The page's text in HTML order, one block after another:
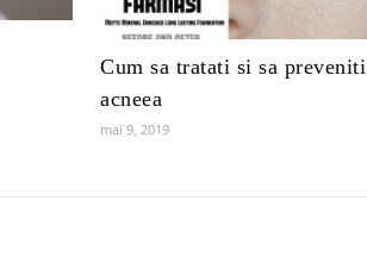
Cum sa tratati si sa preveniti
acneea
mai 9, 2019